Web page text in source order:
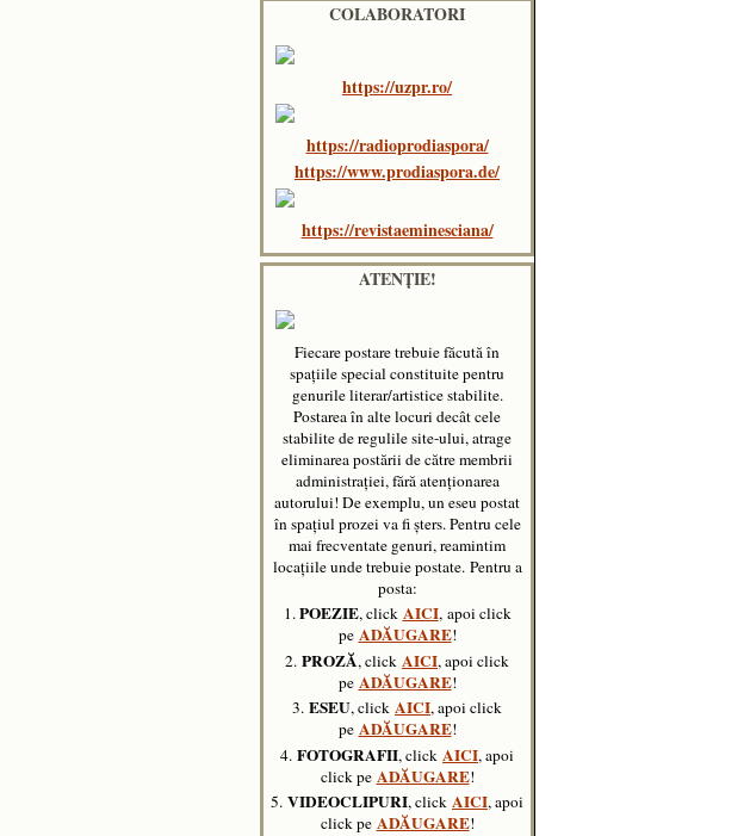
COLABORATORI
https://uzpr.ro/
https://radioprodiaspora/
https://www.prodiaspora.de/
https://revistaeminesciana/
ATENȚIE!
Fiecare postare trebuie făcută în
spaţiile special constituite pentru
genurile literar/artistice stabilite.
Postarea în alte locuri decât cele
stabilite de regulile site-ului, atrage
eliminarea postării de către membrii
administraţiei, fără atenţionarea
autorului! De exemplu, un eseu postat
în spațiul prozei va fi șters. Pentru cele
mai frecventate genuri, reamintim
locațiile unde trebuie postate. Pentru a
posta:
1.POEZIE, click AICI, apoi click
pe ADĂUGARE!
2. PROZĂ, click AICI, apoi click
pe ADĂUGARE!
3. ESEU, click AICI, apoi click
pe ADĂUGARE!
4. FOTOGRAFII, click AICI, apoi
click pe ADĂUGARE!
5. VIDEOCLIPURI, click AICI,apoi
click pe ADĂUGARE!